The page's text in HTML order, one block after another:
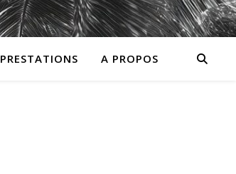
PRESTATIONS A PROPOS